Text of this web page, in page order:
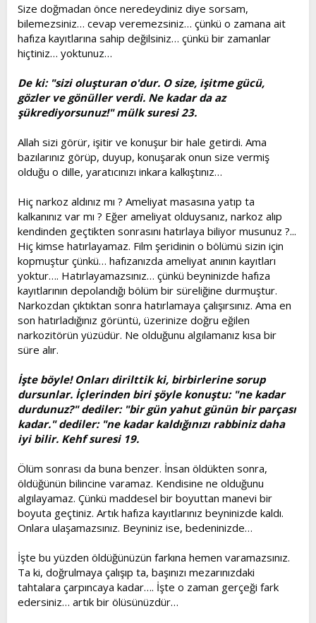
Size doğmadan önce neredeydiniz diye sorsam,
bilemezsiniz… cevap veremezsiniz… çünkü o zamana ait
hafıza kayıtlarına sahip değilsiniz… çünkü bir zamanlar
hiçtiniz… yoktunuz…
De ki: "sizi oluşturan o'dur. O size, işitme gücü,
gözler ve gönüller verdi. Ne kadar da az
şükrediyorsunuz!" mülk suresi 23.
Allah sizi görür, işitir ve konuşur bir hale getirdi. Ama
bazılarınız görüp, duyup, konuşarak onun size vermiş
olduğu o dille, yaratıcınızı inkara kalkıştınız…
Hiç narkoz aldınız mı ? Ameliyat masasına yatıp ta
kalkanınız var mı ? Eğer ameliyat olduysanız, narkoz alıp
kendinden geçtikten sonrasını hatırlaya biliyor musunuz ?...
Hiç kimse hatırlayamaz. Film şeridinin o bölümü sizin için
kopmuştur çünkü… hafızanızda ameliyat anının kayıtları
yoktur…. Hatırlayamazsınız… çünkü beyninizde hafıza
kayıtlarının depolandığı bölüm bir süreliğine durmuştur.
Narkozdan çıktıktan sonra hatırlamaya çalışırsınız. Ama en
son hatırladığınız görüntü, üzerinize doğru eğilen
narkozitörün yüzüdür. Ne olduğunu algılamanız kısa bir
süre alır.
İşte böyle! Onları dirilttik ki, birbirlerine sorup
dursunlar. İçlerinden biri şöyle konuştu: "ne kadar
durdunuz?" dediler: "bir gün yahut günün bir parçası
kadar." dediler: "ne kadar kaldığınızı rabbiniz daha
iyi bilir. Kehf suresi 19.
Ölüm sonrası da buna benzer. İnsan öldükten sonra,
öldüğünün bilincine varamaz. Kendisine ne olduğunu
algılayamaz. Çünkü maddesel bir boyuttan manevi bir
boyuta geçtiniz. Artık hafıza kayıtlarınız beyninizde kaldı.
Onlara ulaşamazsınız. Beyniniz ise, bedeninizde…
İşte bu yüzden öldüğünüzün farkına hemen varamazsınız.
Ta ki, doğrulmaya çalışıp ta, başınızı mezarınızdaki
tahtalara çarpıncaya kadar…. İşte o zaman gerçeği fark
edersiniz… artık bir ölüsünüzdür…